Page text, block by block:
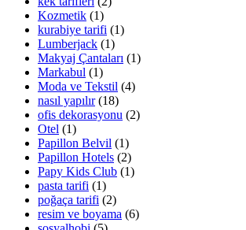
Kozmetik (1)
kurabiye tarifi (1)
Lumberjack (1)
Makyaj Çantaları (1)
Markabul (1)
Moda ve Tekstil (4)
nasıl yapılır(18)
ofis dekorasyonu (2)
Otel (1)
Papillon Belvil (1)
Papillon Hotels (2)
Papy Kids Club (1)
pasta tarifi (1)
poğaça tarifi (2)
resim ve boyama (6)